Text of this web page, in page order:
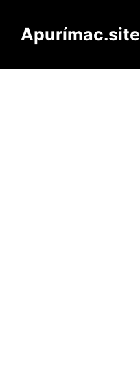
contenido
Apurímac.site